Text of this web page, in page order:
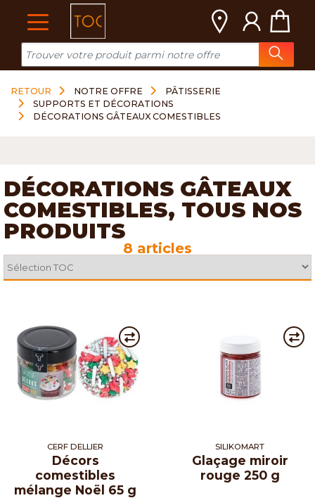
RETOUR NOTRE OFFRE
PÂTISSERIE
SUPPORTS ET DÉCORATIONS
DÉCORATIONS GÂTEAUX COMESTIBLES
DÉCORATIONS GÂTEAUX
COMESTIBLES, TOUS NOS
PRODUITS
8 articles
CERF DELLIER
Décors
comestibles
mélange Noël 65 g
SILIKOMART
Glaçage miroir
rouge 250 g
Cookies management panel